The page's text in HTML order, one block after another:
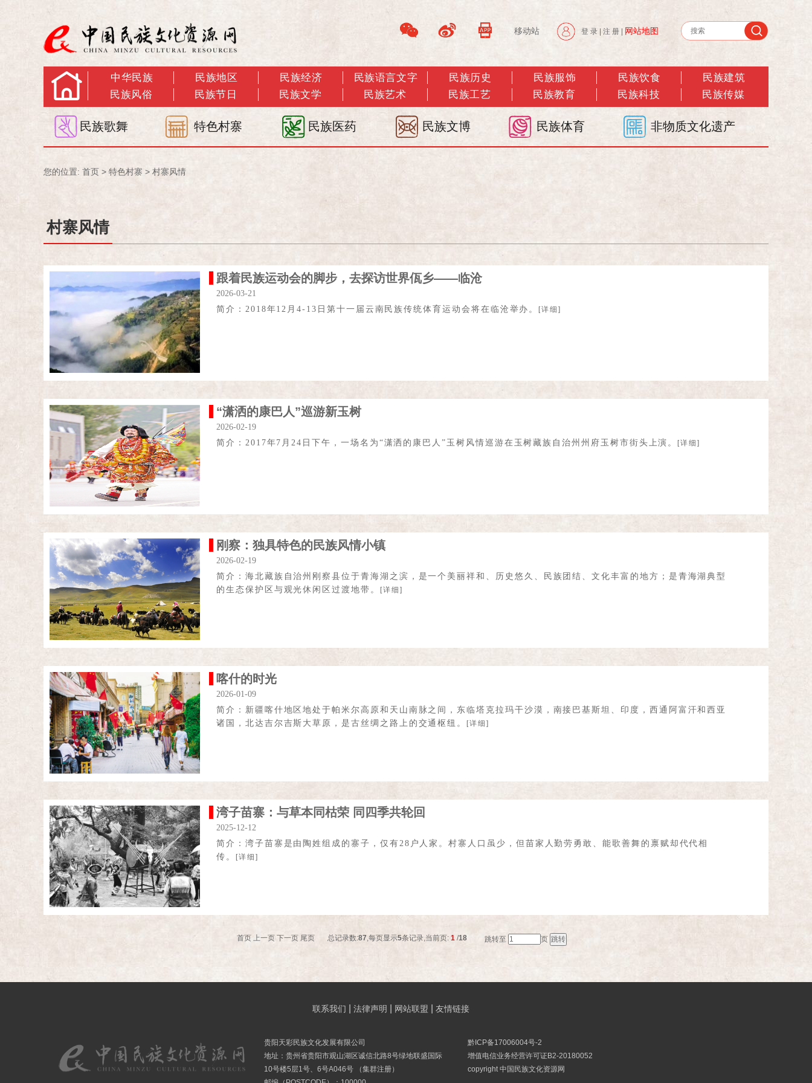
移动站 登 录 注 册 网站地图
中华民族 民族地区 民族经济 民族语言文字 民族历史 民族服饰 民族饮食
民族建筑
民族风俗
民族节日 民族文学 民族艺术 民族工艺 民族教育 民族科技 民族传媒
民族歌舞 特色村寨 民族医药 民族文博 民族体育 非物质文化遗产
您的位置: 首页 > 特色村寨 > 村寨风情
村寨风情
跟着民族运动会的脚步，去探访世界佤乡——临沧
2026-03-21
简介：2018年12月4-13日第十一届云南民族传统体育运动会将在临沧举办。
[详细]
“潇洒的康巴人”巡游新玉树
2026-02-19
简介：2017年7月24日下午，一场名为“潇洒的康巴人”玉树风情巡游在玉树藏族自治州州府玉树市街头上演。
[详细]
刚察：独具特色的民族风情小镇
2026-02-19
简介：海北藏族自治州刚察县位于青海湖之滨，是一个美丽祥和、历史悠久、民族团结、文化丰富的地方；是青海湖典型
的生态保护区与观光休闲区过渡地带。
[详细]
喀什的时光
2026-01-09
简介：新疆喀什地区地处于帕米尔高原和天山南脉之间，东临塔克拉玛干沙漠，南接巴基斯坦、印度，西通阿富汗和西亚
诸国，北达吉尔吉斯大草原，是古丝绸之路上的交通枢纽。
[详细]
湾子苗寨：与草本同枯荣 同四季共轮回
2025-12-12
简介：湾子苗寨是由陶姓组成的寨子，仅有28户人家。村寨人口虽少，但苗家人勤劳勇敢、能歌善舞的禀赋却代代相
传。
[详细]
首页 上一页 下一页 尾页 总记录数:87,每页显示5条记录,当前页: 1 /18 跳转至 页
联系我们 法律声明 网站联盟 友情链接
贵阳天彩民族文化发展有限公司
地址：贵州省贵阳市观山湖区诚信北路8号绿地联盛国际
10号楼5层1号、6号A046号 （集群注册）
黔ICP备17006004号-2
增值电信业务经营许可证B2-20180052
copyright 中国民族文化资源网